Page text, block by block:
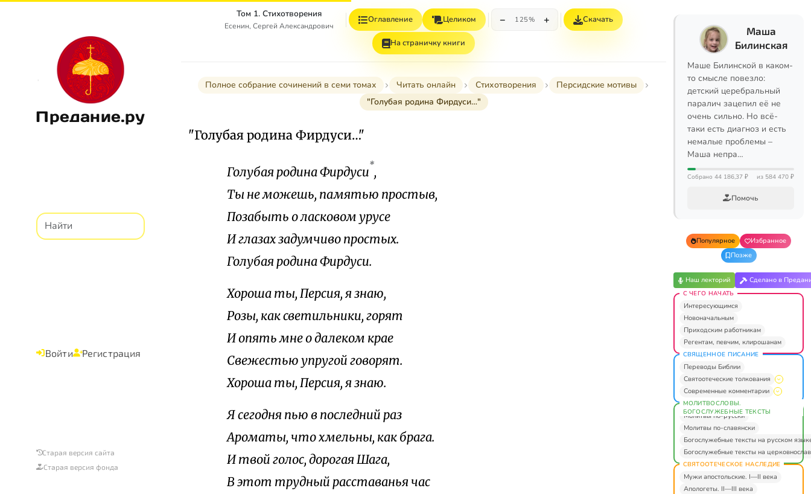
Предание.ру
Войти Регистрация
Старая версия сайта
Старая версия фонда
Том 1. Стихотворения
Есенин, Сергей Александрович
Оглавление Целиком − 125% + Скачать
На страничку книги
Полное собрание сочинений в семи томах Читать онлайн Стихотворения
Персидские мотивы
"Голубая родина Фирдуси…"
"Голубая родина Фирдуси…"
Голубая родина Фирдуси*,
Ты не можешь, памятью простыв,
Позабыть о ласковом урусе
И глазах задумчиво простых.
Голубая родина Фирдуси.
Хороша ты, Персия, я знаю,
Розы, как светильники, горят
И опять мне о далеком крае
Свежестью упругой говорят.
Хороша ты, Персия, я знаю.
Я сегодня пью в последний раз
Ароматы, что хмельны, как брага.
И твой голос, дорогая Шага,
В этот трудный расставанья час
Маша
Билинская
Маше Билинской в каком-
то смысле повезло:
детский церебральный
паралич зацепил её не
очень сильно. Но всё-
таки есть диагноз и есть
немалые проблемы –
Маша непра…
Собрано 44 186,37 ₽ из 584 470 ₽
Помочь
Популярное
Избранное
Позже
Наш лекторий Сделано в
С ЧЕГО НАЧАТЬ
Интересующимся
Новоначальным
Приходским работникам
Регентам, певчим, клирошанам
СВЯЩЕННОЕ ПИСАНИЕ
Переводы Библии
Святоотеческие толкования
Современные комментарии
МОЛИТВОСЛОВЫ.
БОГОСЛУЖЕБНЫЕ ТЕКСТЫ
Молитвы по-русски
Молитвы по-славянски
Богослужебные тексты на русском
Богослужебные тексты на
СВЯТООТЕЧЕСКОЕ НАСЛЕДИЕ
Мужи апостольские. I—II века
Апологеты. II—III века